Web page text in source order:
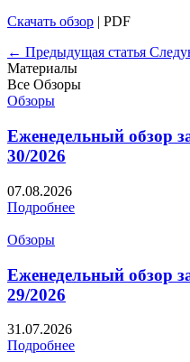
Скачать обзор | PDF
← Предыдущая статья
Материалы
Все Обзоры
Обзоры
Еженедельный обзор
30/2026
07.08.2026
Подробнее
Обзоры
Еженедельный обзор
29/2026
31.07.2026
Подробнее